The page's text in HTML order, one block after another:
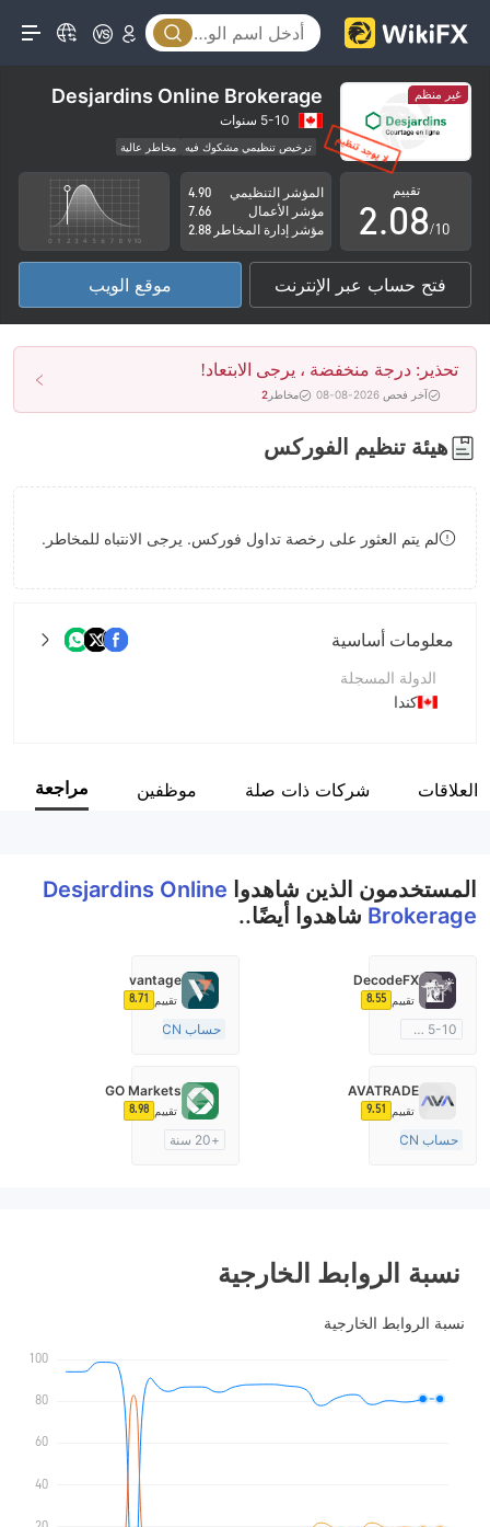
غير منظم Desjardins Online Brokerage
5-10 سنوات
ترخيص تنظيمي مشكوك فيه مخاطر عالية
تقييم
0
1
2
3
4
5
6
7
8
9
.0
1
2
3
4
5
6
7
4
5
6
7
8
9
/10
المؤشر التنظيمي
4.90
مؤشر الأعمال
7.66
مؤشر إدارة المخاطر 2.88
فتح حساب عبر الإنترنت موقع الويب
تحذير: درجة منخفضة ، يرجى الابتعاد!
آخر فحص 2026-08-08 مخاطر 2
هيئة تنظيم الفوركس
لم يتم العثور على رخصة تداول فوركس. يرجى الانتباه للمخاطر.
معلومات أساسية
الدولة المسجلة
كندا
اسم الشركةشركات ذات صلة موظفين مراجعة
المستخدمون الذين شاهدوا Desjardins Online
Brokerage شاهدوا أيضًا..
DecodeFX
تقييم 8.55
5-10 سنوات
رخصة كاملة ميتاتريدر ٤
vantage
تقييم 8.71
حساب ECN
صناعة السوق (MM)
AVATRADE
تقييم 9.51
حساب ECN
GO Markets
تقييم 8.98
+20 سنة
نسبة الروابط الخارجية